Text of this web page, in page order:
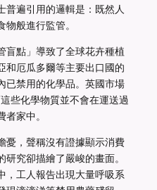
普遍引用的邏輯是：既然人
般進行監管。
盲點」導致了全球花卉種植
和厄瓜多爾等主要出口國的
已禁用的化學品。英國市場
些化學物質並不會在運送過
家中。
憂，聲稱沒有證據顯示消費
究卻描繪了嚴峻的畫面。
，工人報告出現大量呼吸系